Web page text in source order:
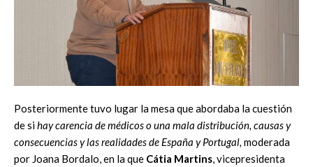
Posteriormente tuvo lugar la mesa que abordaba la cuestión
de sihay carencia de médicos o una mala distribución, causas y
consecuencias y las realidades de España y Portugal, moderada
por Joana Bordalo, en la que Cátia Martins, vicepresidenta